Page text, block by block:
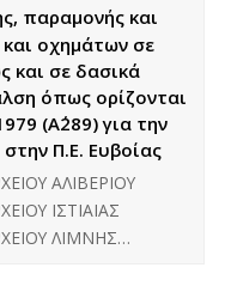
παραμονής και
οχημάτων σε
και σε δασικά
όπως ορίζονται
(Α΄289) για την
Π.Ε. Ευβοίας
ΑΛΙΒΕΡΙΟΥ
ΙΣΤΙΑΙΑΣ
ΛΙΜΝΗΣ…